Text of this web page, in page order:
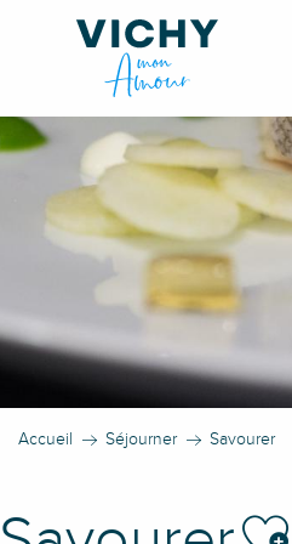
Accueil Séjourner Savourer